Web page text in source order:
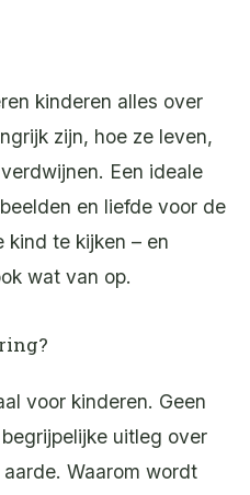
kinderen alles over
zijn, hoe ze leven,
Een ideale
en liefde voor de
kind te kijken – en
wat van op.
voor kinderen. Geen
uitleg over
Waarom wordt